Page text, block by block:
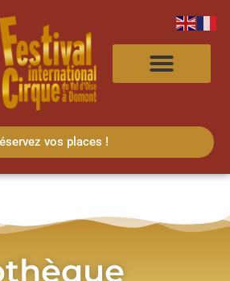
vos places !